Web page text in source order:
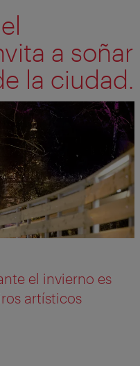
a soñar
la ciudad.
el invierno es
artísticos